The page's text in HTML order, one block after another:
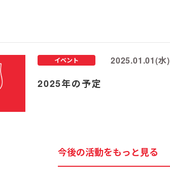
2025年の予定
イベント 2025.01.01(水)
今後の活動をもっと見る